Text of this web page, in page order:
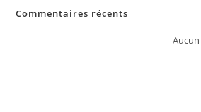
Commentaires récents